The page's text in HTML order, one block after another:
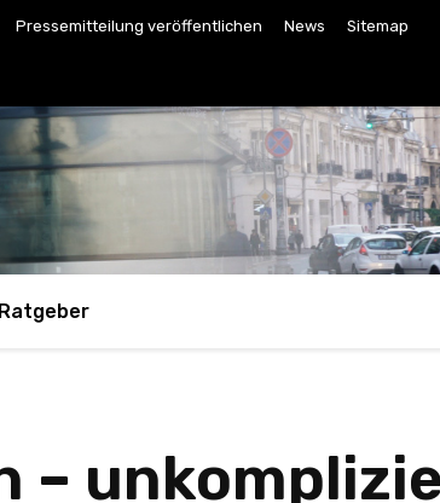
Pressemitteilung veröffentlichen News Sitemap
Ratgeber
–